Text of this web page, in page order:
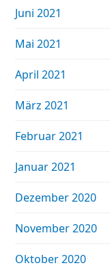
Juni 2021
Mai 2021
April 2021
März 2021
Februar 2021
Januar 2021
Dezember 2020
November 2020
Oktober 2020